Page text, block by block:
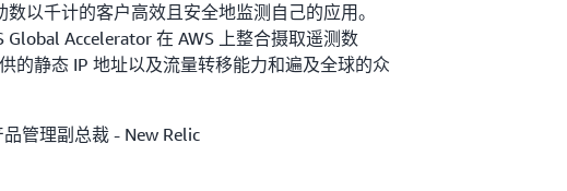
数以千计的客户高效且安全地监测自己的应用。
Global Accelerator 在 AWS 上整合摄取遥测数
的静态 IP 地址以及流量转移能力和遍及全球的众
管理副总裁 - New Relic